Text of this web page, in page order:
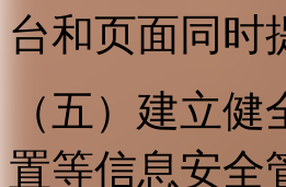
台和页面同时
（五）建立
置等信息安全